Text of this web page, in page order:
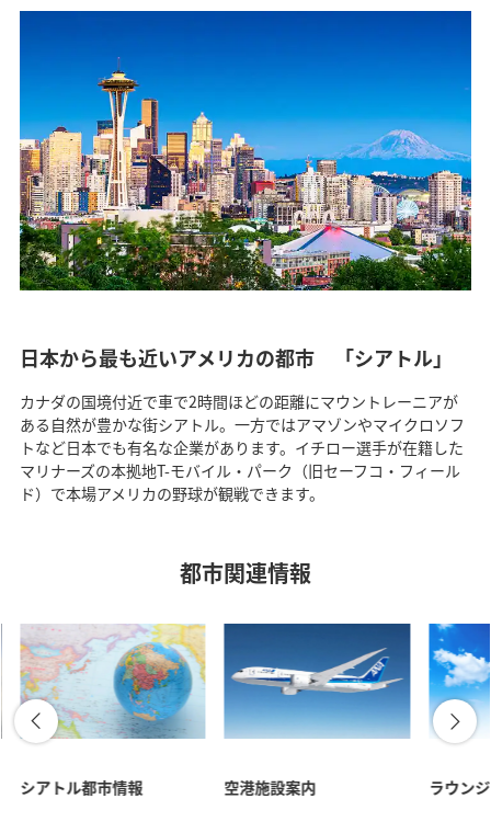
日本から最も近いアメリカの都市 「シアトル」
カナダの国境付近で車で2時間ほどの距離にマウントレーニアが
ある自然が豊かな街シアトル。一方ではアマゾンやマイクロソフ
トなど日本でも有名な企業があります。イチロー選手が在籍した
マリナーズの本拠地T-モバイル・パーク（旧セーフコ・フィール
ド）で本場アメリカの野球が観戦できます。
都市関連情報
シアトル都市情報 空港施設案内 ラウン